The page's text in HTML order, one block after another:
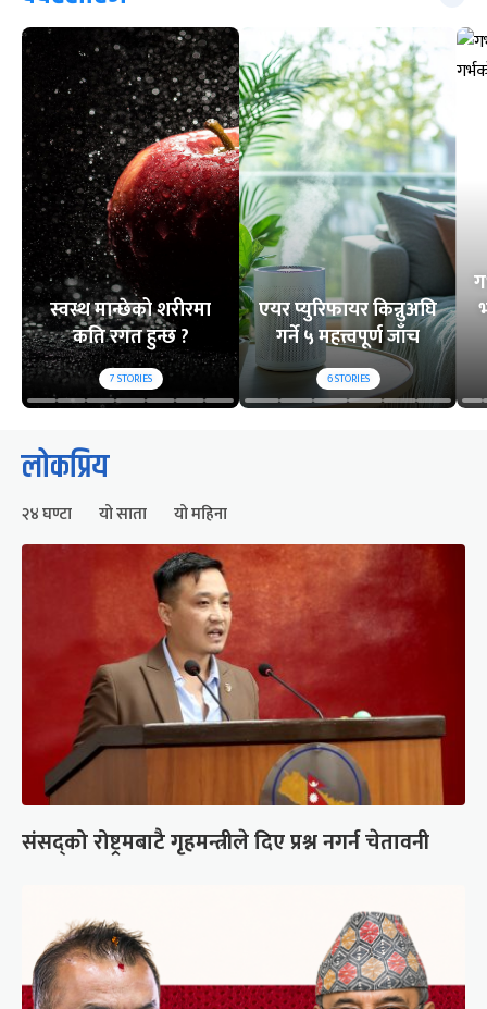
स्वस्थ मान्छेको शरीरमा
कति रगत हुन्छ ?
7STORIES
एयर प्युरिफायर किन्नुअघि
गर्ने ५ महत्त्वपूर्ण जाँच
6STORIES
लोकप्रिय
२४ घण्टा यो साता यो महिना
संसद्को रोष्ट्रमबाटै गृहमन्त्रीले दिए प्रश्न नगर्न चेतावनी